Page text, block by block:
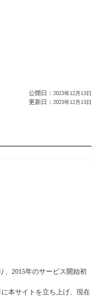
公開日： 2023年12月13日
更新日： 2023年12月13日
、2015年のサービス開始初
本サイトを立ち上げ、現在